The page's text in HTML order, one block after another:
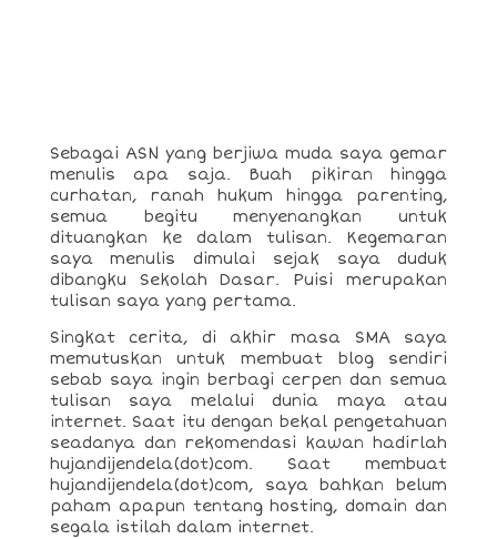
Sebagai ASN yang berjiwa muda saya gemar
menulis apa saja. Buah pikiran hingga
curhatan, ranah hukum hingga parenting,
semua begitu menyenangkan untuk
dituangkan ke dalam tulisan. Kegemaran
saya menulis dimulai sejak saya duduk
dibangku Sekolah Dasar. Puisi merupakan
tulisan saya yang pertama.
Singkat cerita, di akhir masa SMA saya
memutuskan untuk membuat blog sendiri
sebab saya ingin berbagi cerpen dan semua
tulisan saya melalui dunia maya atau
internet. Saat itu dengan bekal pengetahuan
seadanya dan rekomendasi kawan hadirlah
hujandijendela(dot)com. Saat membuat
hujandijendela(dot)com, saya bahkan belum
paham apapun tentang hosting, domain dan
segala istilah dalam internet.